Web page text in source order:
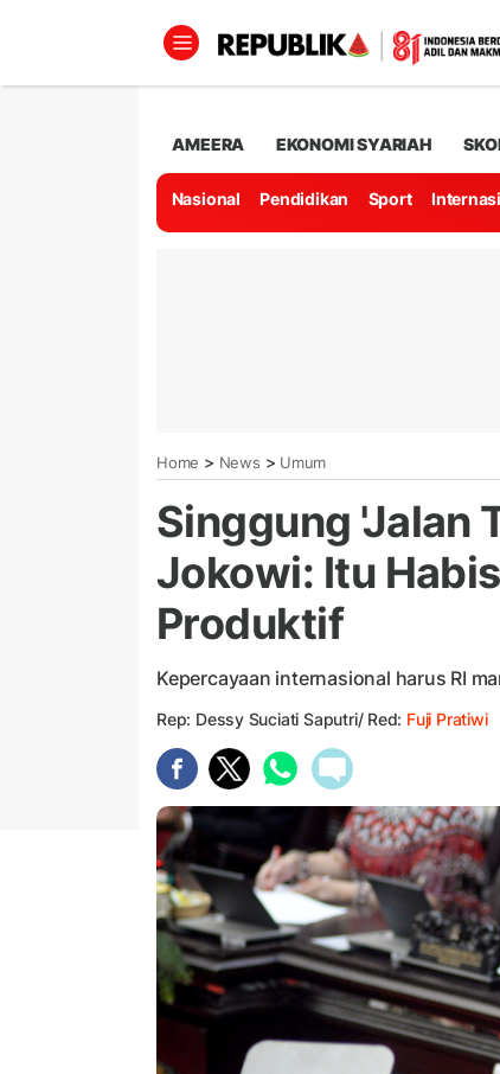
AMEERA EKONOMI SYARIAH
Nasional Pendidikan Sport
Home > News > Umum
Singgung 'Jalan
Jokowi: Itu
Produktif
Kepercayaan internasional harus RI
Rep: Dessy Suciati Saputri/ Red: Fuji Pratiwi